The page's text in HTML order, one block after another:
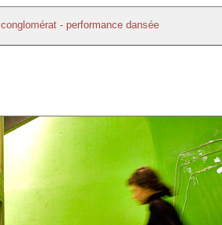
conglomérat - performance dansée